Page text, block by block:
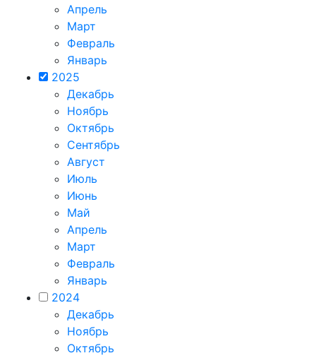
Апрель
Март
Февраль
Январь
2025
Декабрь
Ноябрь
Октябрь
Сентябрь
Август
Июль
Июнь
Май
Апрель
Март
Февраль
Январь
2024
Декабрь
Ноябрь
Октябрь